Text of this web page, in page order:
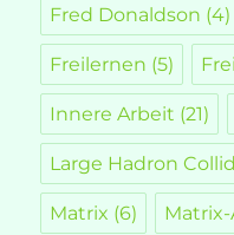
Fred Donaldson (4)
Freilernen (5)
Innere Arbeit (21)
Large Hadron
Matrix (6)